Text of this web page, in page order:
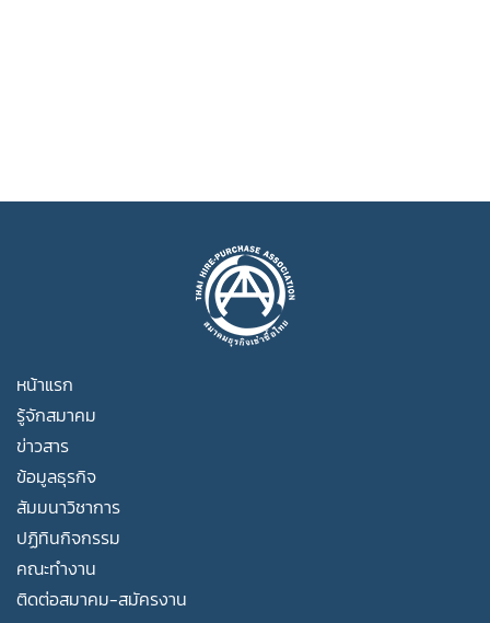
หน้าแรก
รู้จักสมาคม
ข่าวสาร
ข้อมูลธุรกิจ
สัมมนาวิชาการ
ปฏิทินกิจกรรม
คณะทำงาน
ติดต่อสมาคม-สมัครงาน